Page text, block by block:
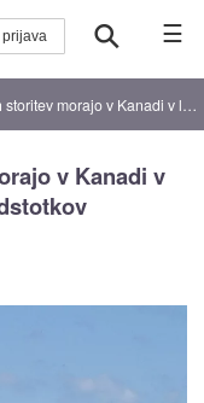
☰
v lokalno produkcijo vračati 15 odstotkov prihodkov
v Kanadi v